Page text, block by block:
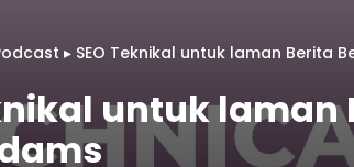
▸ SEO Teknikal untuk laman Berita
untuk